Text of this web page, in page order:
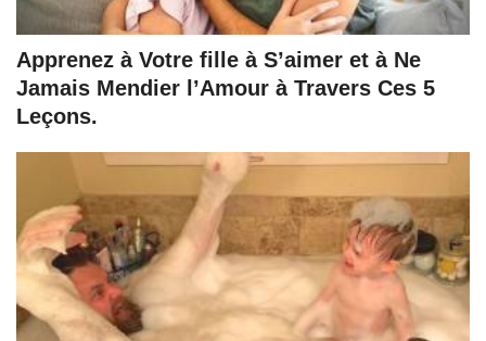
Apprenez à Votre fille à S’aimer et à Ne
Jamais Mendier l’Amour à Travers Ces 5
Leçons.